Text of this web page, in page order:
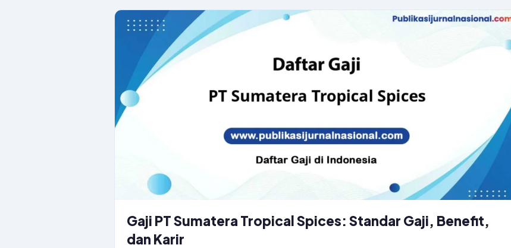
Gaji PT Sumatera Tropical Spices: Standar Gaji, Benefit,
dan Karir